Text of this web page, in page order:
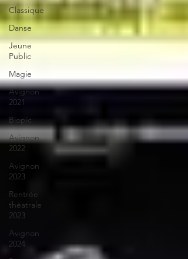
Classique
Danse
Jeune
Public
Magie
Avignon
2021
Biopic
Avignon
2022
Avignon
2023
Rentrée
théatrale
2023
Avignon
2024